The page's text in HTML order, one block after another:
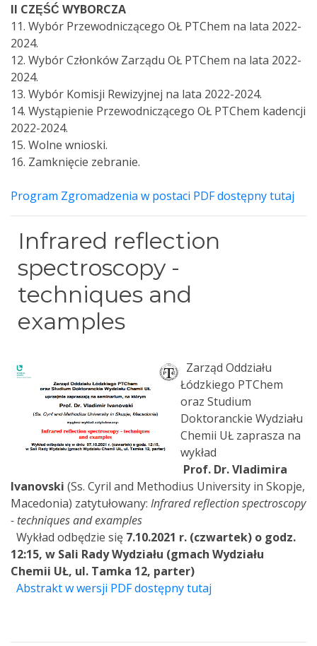
II CZĘŚĆ WYBORCZA
11. Wybór Przewodniczącego OŁ PTChem na lata 2022-
2024.
12. Wybór Członków Zarządu OŁ PTChem na lata 2022-
2024.
13. Wybór Komisji Rewizyjnej na lata 2022-2024.
14. Wystąpienie Przewodniczącego OŁ PTChem kadencji
2022-2024.
15. Wolne wnioski.
16. Zamknięcie zebranie.
Program Zgromadzenia w postaci PDF dostępny tutaj
Infrared reflection
spectroscopy -
techniques and
examples
Zarząd Oddziału
Łódzkiego PTChem
oraz Studium
Doktoranckie Wydziału
Chemii UŁ zaprasza na
wykład
Prof. Dr. Vladimira
Ivanovski (Ss. Cyril and Methodius University in Skopje,
Macedonia) zatytułowany: Infrared reflection spectroscopy
- techniques and examples
Wykład odbędzie się 7.10.2021 r. (czwartek) o godz.
12:15, w Sali Rady Wydziału (gmach Wydziału
Chemii UŁ, ul. Tamka 12, parter)
Abstrakt w wersji PDF dostępny tutaj